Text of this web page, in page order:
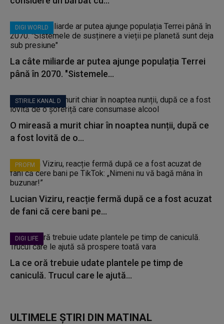
DIGI WORLD
La câte miliarde ar putea ajunge populația Terrei
până în 2070. "Sistemele...
STIRILE KANAL D
O mireasă a murit chiar în noaptea nunții, după ce
a fost lovită de o...
PROFM
Lucian Viziru, reacție fermă după ce a fost acuzat
de fani că cere bani pe...
DIGI LIFE
La ce oră trebuie udate plantele pe timp de
caniculă. Trucul care le ajută...
ULTIMELE ȘTIRI DIN MATINAL